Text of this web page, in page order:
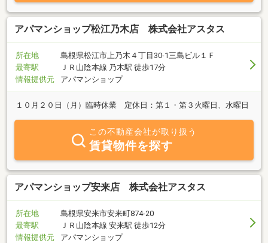
アパマンショップ松江乃木店 株式会社アスタス
所在地
島根県松江市上乃木４丁目30-1三島ビル１Ｆ
最寄駅
ＪＲ山陰本線 乃木駅 徒歩17分
情報提供元
アパマンショップ
１０月２０日（月）臨時休業 定休日：第１・第３火曜日、水曜日
この不動産会社が取り扱う
賃貸物件を探す
アパマンショップ安来店 株式会社アスタス
所在地
島根県安来市安来町874-20
最寄駅
ＪＲ山陰本線 安来駅 徒歩12分
情報提供元
アパマンショップ